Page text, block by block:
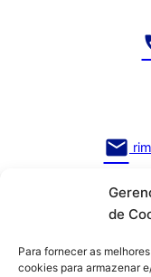
de
Para fornecer as
cookies para armazenar
mail